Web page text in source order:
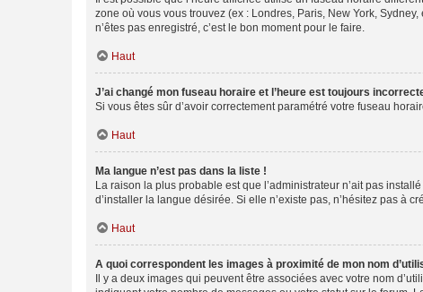
zone où vous vous trouvez (ex : Londres, Paris, New York,
n’êtes pas enregistré, c’est le bon moment pour le faire.
Haut
J’ai changé mon fuseau horaire et l’heure est toujours
Si vous êtes sûr d’avoir correctement paramétré votre fuseau
Haut
Ma langue n’est pas dans la liste !
La raison la plus probable est que l’administrateur n’ait pas
d’installer la langue désirée. Si elle n’existe pas, n’hésitez pas à
Haut
A quoi correspondent les images à proximité de mon nom
Il y a deux images qui peuvent être associées avec votre nom